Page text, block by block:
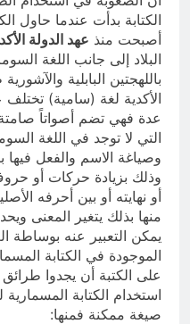
تفكيك شلل
الكتابة بدأت عندما حاول
أصبحت منذ عهد الدولة الأكدية ( 2371ـ
البلاد إلى جانب اللغة
باللهجتين البابلية
الأكدية لغة (سامية)
عدة فهي تضم أصواتاً
التي لا توجد في اللغة
وصياغة الاسم والفعل فيها
وذلك بزيادة حركات أو
أو نهايته أو بين أحرفه
منها بذلك يتغير المعنى
يمكن التعبير عنه بوساطة
الموجودة في الكتابة
على الكتبة أن يجدوا
استخدام الكتابة المسمارية
صيغة ممكنة فمنها: